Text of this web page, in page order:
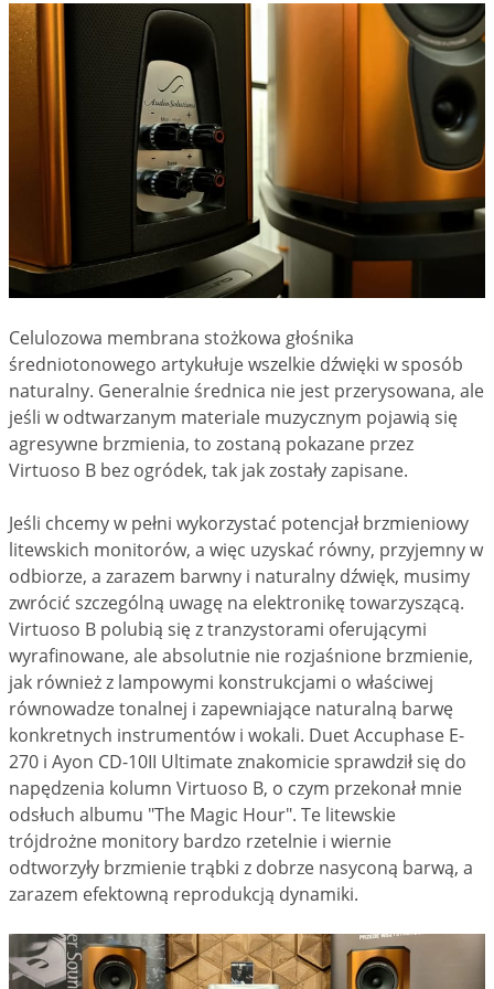
Celulozowa membrana stożkowa głośnika
średniotonowego artykułuje wszelkie dźwięki w sposób
naturalny. Generalnie średnica nie jest przerysowana, ale
jeśli w odtwarzanym materiale muzycznym pojawią się
agresywne brzmienia, to zostaną pokazane przez
Virtuoso B bez ogródek, tak jak zostały zapisane.
Jeśli chcemy w pełni wykorzystać potencjał brzmieniowy
litewskich monitorów, a więc uzyskać równy, przyjemny w
odbiorze, a zarazem barwny i naturalny dźwięk, musimy
zwrócić szczególną uwagę na elektronikę towarzyszącą.
Virtuoso B polubią się z tranzystorami oferującymi
wyrafinowane, ale absolutnie nie rozjaśnione brzmienie,
jak również z lampowymi konstrukcjami o właściwej
równowadze tonalnej i zapewniające naturalną barwę
konkretnych instrumentów i wokali. Duet Accuphase E-
270 i Ayon CD-10II Ultimate znakomicie sprawdził się do
napędzenia kolumn Virtuoso B, o czym przekonał mnie
odsłuch albumu "The Magic Hour". Te litewskie
trójdrożne monitory bardzo rzetelnie i wiernie
odtworzyły brzmienie trąbki z dobrze nasyconą barwą, a
zarazem efektowną reprodukcją dynamiki.